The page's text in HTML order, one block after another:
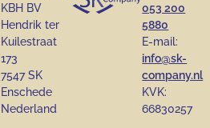
KBH BV
Hendrik ter
Kuilestraat
173
7547 SK
Enschede
Nederland
053 200
5880
E-mail:
info@sk-
company.nl
KVK:
66830257